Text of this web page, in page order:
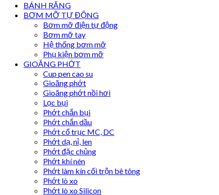
BÁNH RĂNG
BƠM MỠ TỰ ĐỘNG
Bơm mỡ điện tự động
Bơm mỡ tay
Hệ thống bơm mỡ
Phụ kiện bơm mỡ
GIOĂNG PHỚT
Cup pen cao su
Gioăng phớt
Gioăng phớt nồi hơi
Lọc bụi
Phớt chắn bụi
Phớt chắn dầu
Phớt cổ trục MC, DC
Phớt dạ, nỉ, len
Phớt đặc chủng
Phớt khí nén
Phớt làm kín cối trộn bê tông
Phớt lò xo
Phớt lò xo Silicon